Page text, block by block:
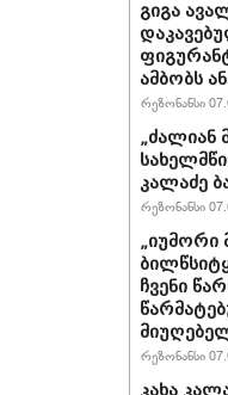
გიგა
ამბობს
რეზონანსი
„ძალიან
კალაძე
რეზონანსი
„იუმორი
ჩვენი
რეზონანსი
კახა